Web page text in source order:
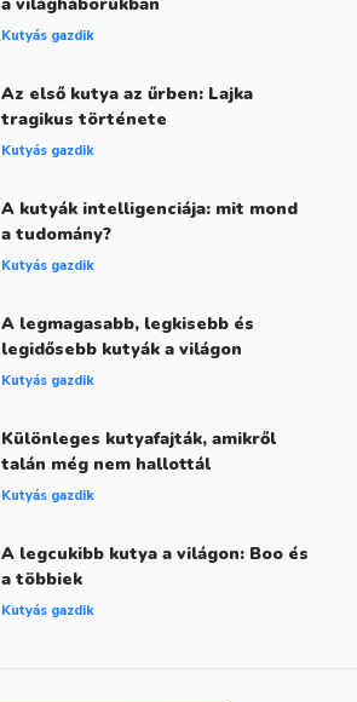
Kutyás gazdik
Az első kutya az űrben: Lajka
tragikus története
Kutyás gazdik
A kutyák intelligenciája: mit mond
a tudomány?
Kutyás gazdik
A legmagasabb, legkisebb és
legidősebb kutyák a világon
Kutyás gazdik
Különleges kutyafajták, amikről
talán még nem hallottál
Kutyás gazdik
A legcukibb kutya a világon: Boo és
a többiek
Kutyás gazdik